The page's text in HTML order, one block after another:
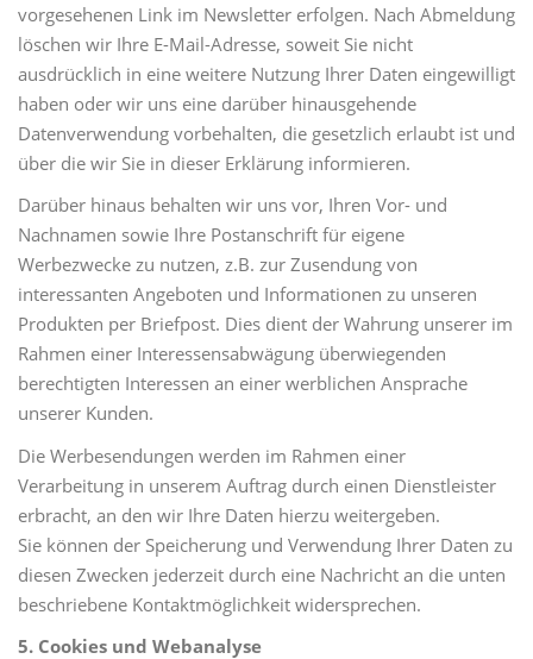
vorgesehenen Link im Newsletter erfolgen. Nach Abmeldung
löschen wir Ihre E-Mail-Adresse, soweit Sie nicht
ausdrücklich in eine weitere Nutzung Ihrer Daten eingewilligt
haben oder wir uns eine darüber hinausgehende
Datenverwendung vorbehalten, die gesetzlich erlaubt ist und
über die wir Sie in dieser Erklärung informieren.
Darüber hinaus behalten wir uns vor, Ihren Vor- und
Nachnamen sowie Ihre Postanschrift für eigene
Werbezwecke zu nutzen, z.B. zur Zusendung von
interessanten Angeboten und Informationen zu unseren
Produkten per Briefpost. Dies dient der Wahrung unserer im
Rahmen einer Interessensabwägung überwiegenden
berechtigten Interessen an einer werblichen Ansprache
unserer Kunden.
Die Werbesendungen werden im Rahmen einer
Verarbeitung in unserem Auftrag durch einen Dienstleister
erbracht, an den wir Ihre Daten hierzu weitergeben.
Sie können der Speicherung und Verwendung Ihrer Daten zu
diesen Zwecken jederzeit durch eine Nachricht an die unten
beschriebene Kontaktmöglichkeit widersprechen.
5. Cookies und Webanalyse